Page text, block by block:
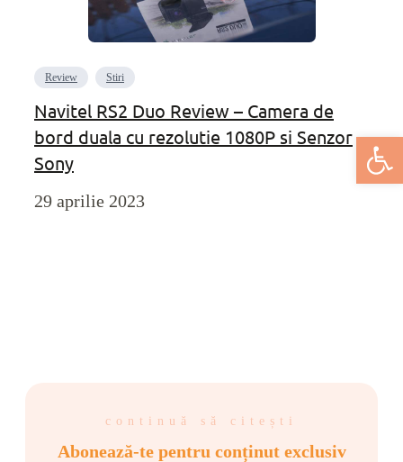
Deschide
Review Stiri
Navitel RS2 Duo Review – Camera de
bord duala cu rezolutie 1080P si Senzor
Sony
29 aprilie 2023
continuă să citești
Abonează-te pentru conținut exclusiv